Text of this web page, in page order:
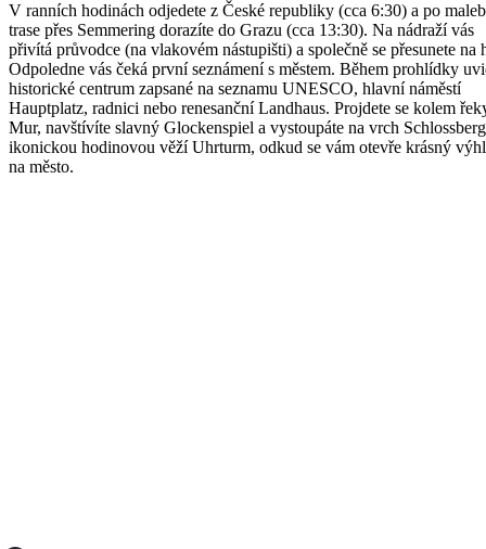
V ranních hodinách odjedete z České republiky (cca 6:30) a po
trase přes Semmering dorazíte do Grazu (cca 13:30). Na nádraží vás
přivítá průvodce (na vlakovém nástupišti) a společně se přesunete na
Odpoledne vás čeká první seznámení s městem. Během prohlídky
historické centrum zapsané na seznamu UNESCO, hlavní náměstí
Hauptplatz, radnici nebo renesanční Landhaus. Projdete se kolem
Mur, navštívíte slavný Glockenspiel a vystoupáte na vrch
ikonickou hodinovou věží Uhrturm, odkud se vám otevře krásný
na město.